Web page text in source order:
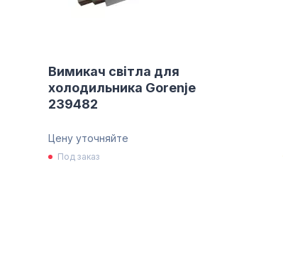
Вимикач світла для
холодильника Gorenje
239482
Цену уточняйте
Под заказ